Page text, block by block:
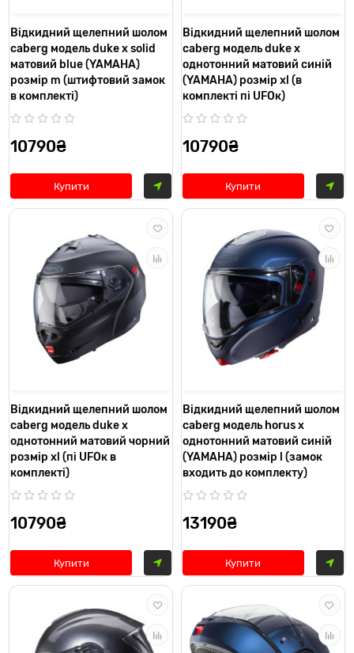
Відкидний щелепний шолом
caberg модель duke x solid
матовий blue (YAMAHA)
розмір m (штифтовий замок
в комплекті)
10790₴
Купити
Відкидний щелепний шолом
caberg модель duke x
однотонний матовий синій
(YAMAHA) розмір xl (в
комплекті пі UFOк)
10790₴
Купити
Відкидний щелепний шолом
caberg модель duke x
однотонний матовий чорний
розмір xl (пі UFOк в
комплекті)
10790₴
Купити
Відкидний щелепний шолом
caberg модель horus x
однотонний матовий синій
(YAMAHA) розмір l (замок
входить до комплекту)
13190₴
Купити